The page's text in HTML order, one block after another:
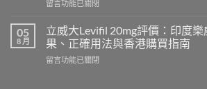
怎
選？
2026
效
邊
好？
Cenforce-
100、
Kamagra
在
20mg
香
港
哪
留言功能已關閉
05
8 月
立威大Levifil 20mg評價：印度
果、正確用法與香港購買指南
在
留言功能已關閉